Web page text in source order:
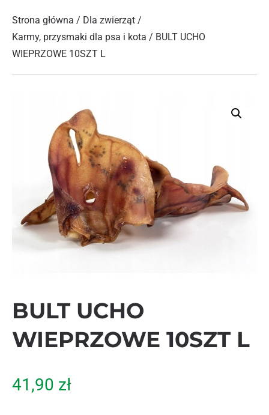
Strona główna / Dla zwierząt /
Karmy, przysmaki dla psa i kota / BULT UCHO
WIEPRZOWE 10SZT L
BULT UCHO
WIEPRZOWE 10SZT L
41,90 zł